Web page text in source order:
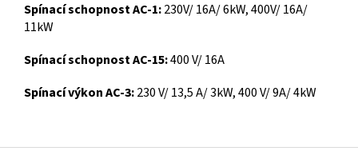
Spínací schopnost AC-1:230V/ 16A/ 6kW, 400V/ 16A/
11kW
Spínací schopnost AC-15:400 V/ 16A
Spínací výkon AC-3:230 V/ 13,5 A/ 3kW, 400 V/ 9A/ 4kW